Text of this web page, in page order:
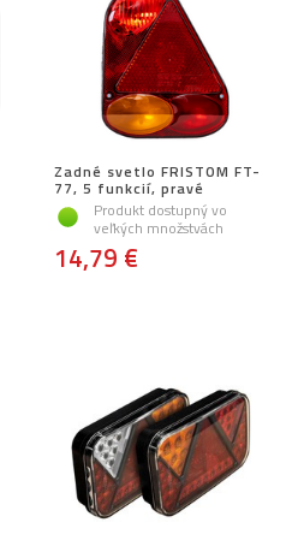
Zadné svetlo FRISTOM FT-
77, 5 funkcií, pravé
Produkt dostupný vo
veľkých množstvách
14,79 €